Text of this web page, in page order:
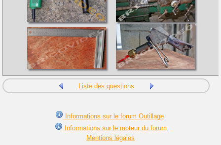
Liste des questions
Informations sur le forum Outillage
Informations sur le moteur du forum
Mentions légales